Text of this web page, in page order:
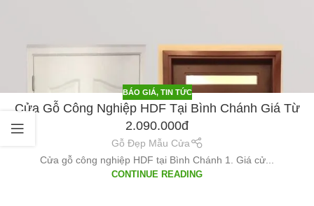
BÁO GIÁ, TIN TỨC
Cửa Gỗ Công Nghiệp HDF Tại Bình Chánh Giá Từ
2.090.000đ
Gỗ Đẹp Mẫu Cửa
Cửa gỗ công nghiệp HDF tại Bình Chánh 1. Giá cử...
CONTINUE READING